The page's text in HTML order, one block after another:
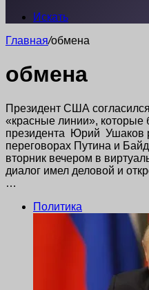
Искать
Главная/обмена
обмена
Президент США
«красные линии»,
президента Юрий Ушаков
переговорах Путина и
вторник вечером в
диалог имел деловой и
…
Политика